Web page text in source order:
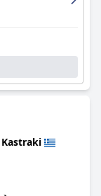
Kastraki